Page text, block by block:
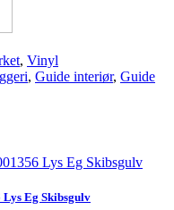
, Vinyl
, Guide interiør, Guide
Eg Skibsgulv